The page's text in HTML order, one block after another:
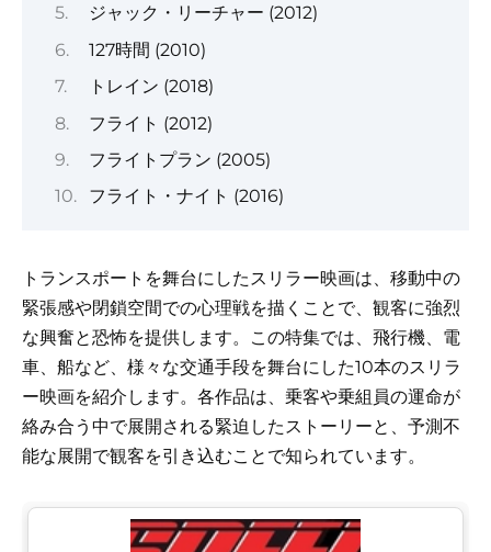
ジャック・リーチャー (2012)
127時間 (2010)
トレイン (2018)
フライト (2012)
フライトプラン (2005)
フライト・ナイト (2016)
トランスポートを舞台にしたスリラー映画は、移動中の
緊張感や閉鎖空間での心理戦を描くことで、観客に強烈
な興奮と恐怖を提供します。この特集では、飛行機、電
車、船など、様々な交通手段を舞台にした10本のスリラ
ー映画を紹介します。各作品は、乗客や乗組員の運命が
絡み合う中で展開される緊迫したストーリーと、予測不
能な展開で観客を引き込むことで知られています。